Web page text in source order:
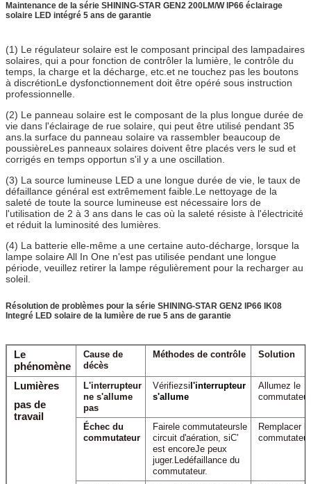
Maintenance de la série SHINING-STAR GEN2 200LM/W IP66 éclairage
solaire LED intégré 5 ans de garantie
(1) Le régulateur solaire est le composant principal des lampadaires
solaires, qui a pour fonction de contrôler la lumière, le contrôle du
temps, la charge et la décharge, etc.et ne touchez pas les boutons
à discrétionLe dysfonctionnement doit être opéré sous instruction
professionnelle.
(2) Le panneau solaire est le composant de la plus longue durée de
vie dans l'éclairage de rue solaire, qui peut être utilisé pendant 35
ans.la surface du panneau solaire va rassembler beaucoup de
poussièreLes panneaux solaires doivent être placés vers le sud et
corrigés en temps opportun s'il y a une oscillation.
(3) La source lumineuse LED a une longue durée de vie, le taux de
défaillance général est extrêmement faible.Le nettoyage de la
saleté de toute la source lumineuse est nécessaire lors de
l'utilisation de 2 à 3 ans dans le cas où la saleté résiste à l'électricité
et réduit la luminosité des lumières.
(4) La batterie elle-même a une certaine auto-décharge, lorsque la
lampe solaire All In One n'est pas utilisée pendant une longue
période, veuillez retirer la lampe régulièrement pour la recharger au
soleil.
Résolution de problèmes pour la série SHINING-STAR GEN2 IP66 IK08
Integré LED solaire de la lumière de rue 5 ans de garantie
Le
phénomène
Cause de
décès
Méthodes de contrôle Solution
Lumières
pas de
travail
L'interrupteur
ne s'allume
pas
Vérifiezsi l'interrupteur
s'allume
Allumez le
Échec du
commutateur
Faire le commutateurs le
circuit d'aération, siC'
est encoreJe peux
juger. Ledéfaillance du
commutateur.
Remplacer le
commutateur